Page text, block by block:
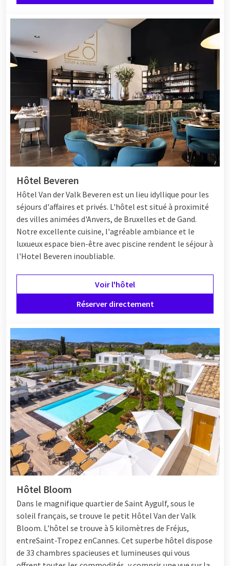
Hôtel Beveren
Hôtel Van der Valk Beveren est un lieu idyllique pour les
séjours d'affaires et privés. L'hôtel est situé à proximité
des villes animées d'Anvers, de Bruxelles et de Gand.
Notre excellente cuisine, l'agréable ambiance et le
luxueux espace bien-être avec piscine rendent le séjour à
l'Hotel Beveren inoubliable.
Voir l'hôtel
Réserver directement
Hôtel Bloom
Dans le magnifique quartier de Saint Aygulf, sous le
soleil français, se trouve le petit Hôtel Van der Valk
Bloom. L'hôtel se trouve à 5 kilomètres de Fréjus,
entreSaint-Tropez enCannes. Cet superbe hôtel dispose
de 33 chambres spacieuses et lumineuses qui vous